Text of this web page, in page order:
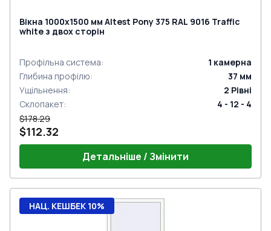
Вікна 1000x1500 мм Altest Pony 375 RAL 9016 Traffic
white з двох сторін
Профільна система: 1 камерна
Глибина профілю: 37 мм
Ущільнення: 2 Рівні
Склопакет:
4 - 12 - 4
$178.29
$112.32
Детальніше / Змінити
НАЦ. КЕШБЕК 10%